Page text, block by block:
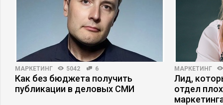
МАРКЕТИНГ 5042 6
Как без бюджета получить
публикации в деловых СМИ
МАРКЕТИНГ
Лид,
отдел